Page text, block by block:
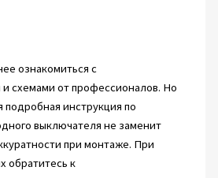
ознакомиться с
схемами от профессионалов. Но
инструкция по
выключателя не заменит
при монтаже. При
обратитесь к